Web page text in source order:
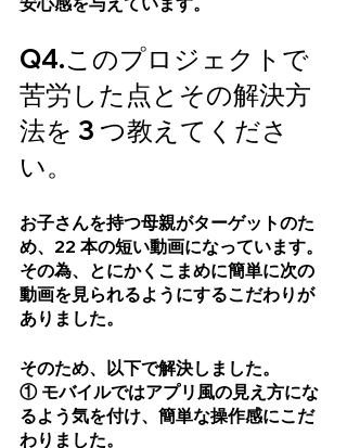
Q4.このプロジェクトで
苦労した点とその解決方
法を 3 つ教えてくださ
い。
お子さんを持つ母親がターゲットのた
め、22 本の短い動画になっています。
その為、とにかくこまめに簡単に次の
動画を見られるようにするこだわりが
ありました。
そのため、以下で解決しました。
① モバイルではアプリ風の見え方にな
るよう気を付け、簡単な操作感にこだ
わりました。